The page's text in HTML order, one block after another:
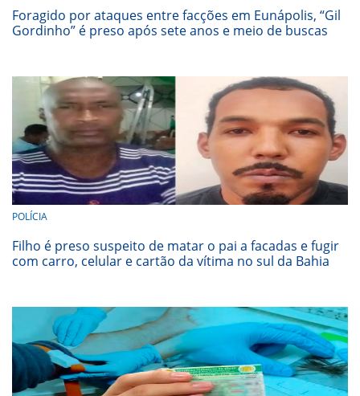
Foragido por ataques entre facções em Eunápolis, “Gil
Gordinho” é preso após sete anos e meio de buscas
POLÍCIA
Filho é preso suspeito de matar o pai a facadas e fugir
com carro, celular e cartão da vítima no sul da Bahia